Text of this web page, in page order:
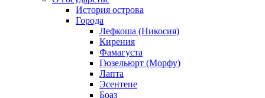
История острова
Города
Лефкоша (Никосия)
Кирения
Фамагуста
Гюзельюрт (Морфу)
Лапта
Эсентепе
Боаз